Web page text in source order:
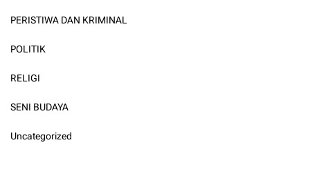
PERISTIWA DAN KRIMINAL
POLITIK
RELIGI
SENI BUDAYA
Uncategorized